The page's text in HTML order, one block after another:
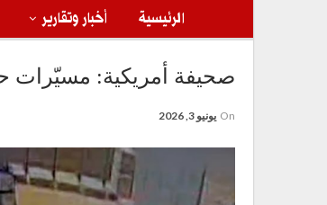
الرئيسية أخبار وتقارير
صحيفة أمريكية: مسيّرات
On يونيو 3, 2026